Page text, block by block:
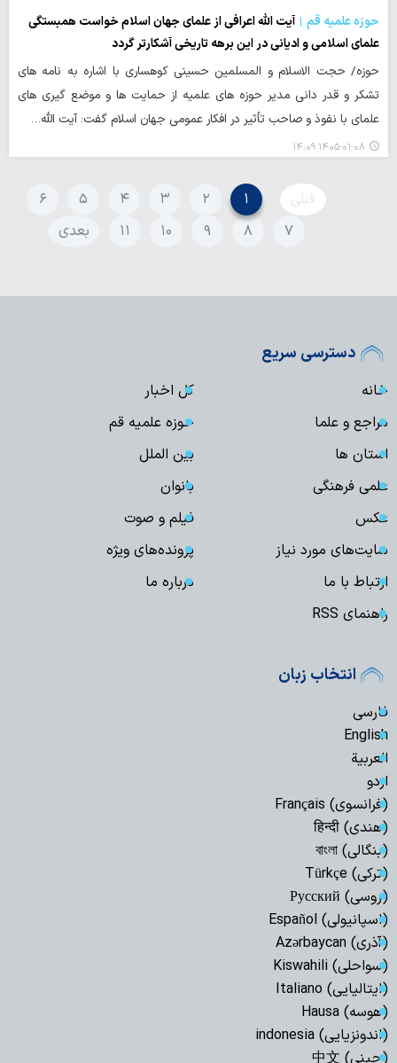
حوزه علمیه قم
آیت الله اعرافی از علمای جهان اسلام خواست همبستگی
علمای اسلامی و ادیانی در این برهه تاریخی آشکارتر گردد
حوزه/ حجت الاسلام و المسلمین حسینی کوهساری با اشاره به نامه های
تشکر و قدر دانی مدیر حوزه های علمیه از حمایت ها و موضع گیری های
علمای با نفوذ و صاحب تأثیر در افکار عمومی جهان اسلام گفت: آیت الله…
۱۴۰۵-۰۱-۰۸ ۱۴:۰۹
قبلی ۱ ۲ ۳ ۴ ۵
۶
۷
۸ ۹ ۱۰ ۱۱ بعدی
دسترسی سریع
خانه
کل اخبار
مراجع و علما
حوزه علمیه قم
استان ها
بین الملل
علمی فرهنگی
بانوان
عکس
فیلم و صوت
سایت‌های مورد نیاز
پرونده‌های ویژه
ارتباط با ما
درباره ما
راهنمای RSS
انتخاب زبان
فارسی
English
العربیة
اردو
(فرانسوی) Français
(هندی) हिन्दी
(بنگالی) বাংলা
(ترکی) Türkçe
(روسی) Русский
(اسپانیولی) Español
(آذری) Azərbaycan
(سواحلی) Kiswahili
(ایتالیایی) Italiano
(هوسه) Hausa
(اندونزیایی) indonesia
(چینی) 中文